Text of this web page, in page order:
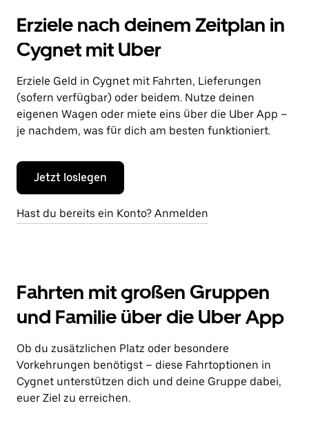
Erziele nach deinem Zeitplan in
Cygnet mit Uber
Erziele Geld in Cygnet mit Fahrten, Lieferungen
(sofern verfügbar) oder beidem. Nutze deinen
eigenen Wagen oder miete eins über die Uber App –
je nachdem, was für dich am besten funktioniert.
Jetzt loslegen
Hast du bereits ein Konto? Anmelden
Fahrten mit großen Gruppen
und Familie über die Uber App
Ob du zusätzlichen Platz oder besondere
Vorkehrungen benötigst – diese Fahrtoptionen in
Cygnet unterstützen dich und deine Gruppe dabei,
euer Ziel zu erreichen.